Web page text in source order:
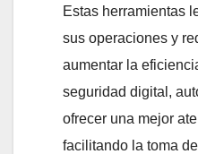
Estas herramientas
sus operaciones y
aumentar la
seguridad digital,
ofrecer una mejor
facilitando la toma